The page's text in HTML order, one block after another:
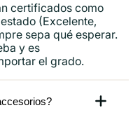
certificados como
(Excelente,
sepa qué esperar.
y es
el grado.